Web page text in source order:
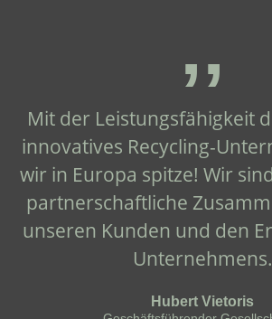
‚‚
Mit der Leistungsfähigkeit
innovatives Recycling-
wir in Europa spitze! Wir
partnerschaftliche
unseren Kunden und den
Unternehmens.
Hubert Vietoris